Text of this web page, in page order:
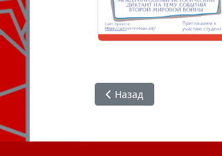
Предыдущий:
Назад